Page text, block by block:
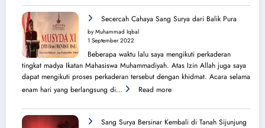
Sejarah
Perjuangan
IMM
Ahmad
Yani
Secercah Cahaya Sang Surya dari Balik Pura
by Muhammad Iqbal
1 September 2022
Beberapa waktu lalu saya mengikuti perkaderan
tingkat madya Ikatan Mahasiswa Muhammadiyah. Atas Izin Allah juga saya
dapat mengikuti proses perkaderan tersebut dengan khidmat. Acara selama
enam hari yang berlangsung di…
Read more:
Cahaya
Sang
Sang Surya Bersinar Kembali di Tanah Sijunjung